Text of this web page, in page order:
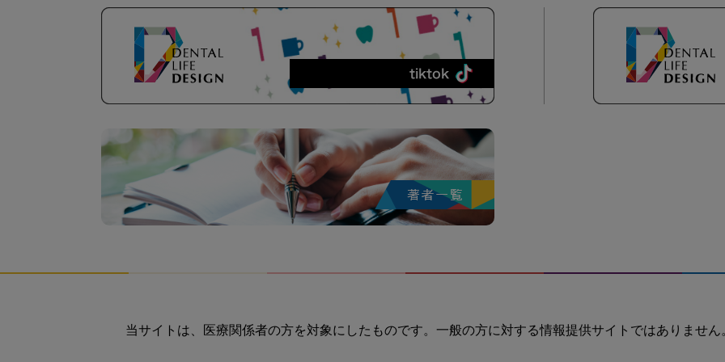
当サイトは、医療関係者の方を対象にしたものです。一般の方に対する情報提供サイトではありません